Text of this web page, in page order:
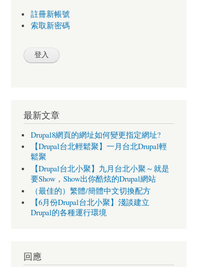
註冊新帳號
索取新密碼
最新文章
Drupal8網頁的網址如何變更指定網址?
【Drupal台北輕鬆聚】一月台北Drupal輕
鬆聚
【Drupal台北小聚】九月台北小聚～就是
要Show，Show出你酷炫的Drupal網站
（最佳的）繁體/簡體中文切換配方
【6月份Drupal台北小聚】淺談建立
Drupal的各種運行環境
回應